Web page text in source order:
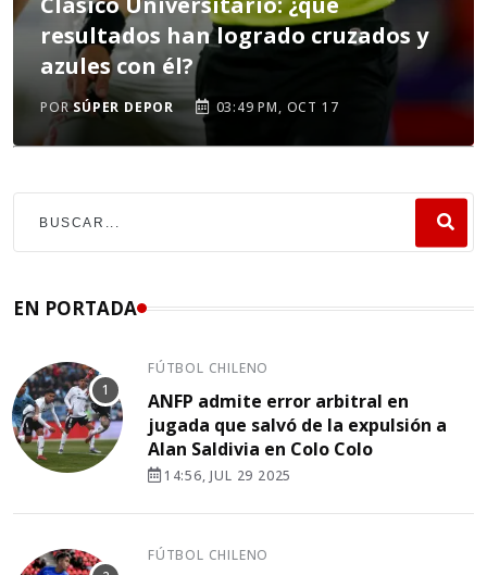
resultados han logrado cruzados y
azules con él?
PORSÚPER DEPOR 03:49 PM, OCT 17
EN PORTADA
FÚTBOL CHILENO
ANFP admite error arbitral en
jugada que salvó de la expulsión a
Alan Saldivia en Colo Colo
14:56, JUL 29 2025
FÚTBOL CHILENO